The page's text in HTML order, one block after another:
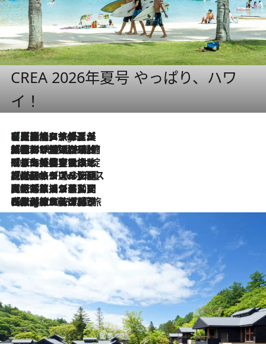
CREA 2026年夏号 やっぱり、ハワ
イ！
2 Hours Ago
【厳選旅コスメ】「多機能アイテムがメイン！」旅好き美容エディターが選んだ夏旅ベストコスメを発表【Mサイズジップ】
2026.8.6
「荷物が増えるほど旅ストレスは増す」美容ジャーナリストがたどり着いた最終結論。“化粧品を劇的に減らす”感動の凝縮美容とは
2026.8.6
「旅先には金髪ウィッグを持参」日本と同じメイクでは損してる!? 美容ジャーナリストが提案する“掟破りの旅美容”とは
2026.8.6
【厳選旅コスメ】「身軽さ＆UV対策重視！」ヘアアーティストshucoが選んだ夏旅ベストコスメを発表【Mサイズジップ】
2026.8.5
【厳選旅コスメ】国内をあちこち移動する河井菜摘が選んだ夏旅ベストコスメ発表！「リラックスアイテムはマスト」【Mサイズジップ】
2026.8.4
【厳選旅コスメ】「紫外線＆乾燥対策しながらメイク感も！」ヘア＆メイクGeorgeが選んだ夏旅ベストコスメを発表！【Mサイズジップ】